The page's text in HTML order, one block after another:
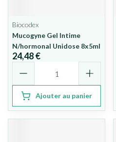
Biocodex
Mucogyne Gel Intime
N/hormonal Unidose 8x5ml
24,48 €
Ajouter au panier